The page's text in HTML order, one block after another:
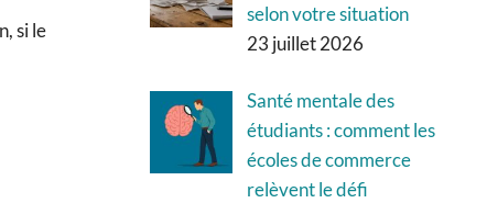
si le
selon votre situation
23 juillet 2026
Santé mentale des
étudiants : comment les
écoles de commerce
relèvent le défi